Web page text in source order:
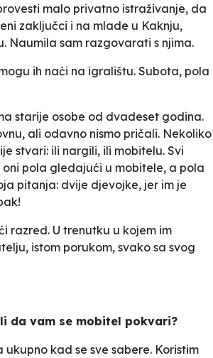
malo privatno istraživanje, da
zaključci i na mlade u Kaknju,
Naumila sam razgovarati s njima.
ih naći na igralištu. Subota, pola
starije osobe od dvadeset godina.
ali odavno nismo pričali. Nekoliko
stvari: ili nargili, ili mobitelu. Svi
pola gledajući u mobitele, a pola
pitanja: dvije djevojke, jer im je
razred. U trenutku u kojem im
istom porukom, svako sa svog
da vam se mobitel pokvari?
kad se sve sabere. Koristim